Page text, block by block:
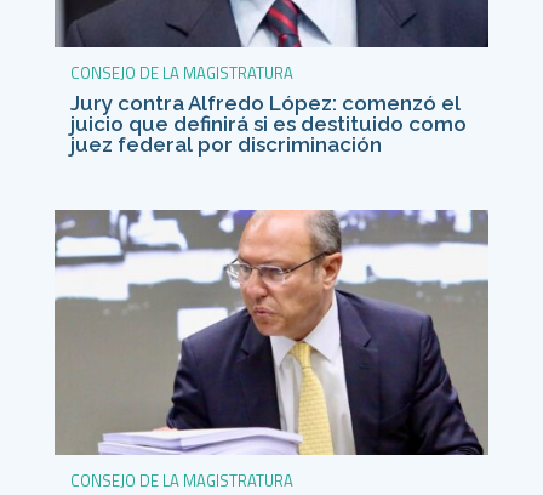
CONSEJO DE LA MAGISTRATURA
Jury contra Alfredo López: comenzó el
juicio que definirá si es destituido como
juez federal por discriminación
CONSEJO DE LA MAGISTRATURA